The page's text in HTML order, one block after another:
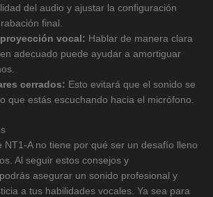
del audio y ajustar la configuración
final.
vocal: Hablar de manera clara
adecuado puede ayudar a amortiguar
cerrados: Esto evitará que el sonido se
que estás escuchando hacia el micrófono.
NT1-A no tiene por qué ser un desafío lleno
Al seguir estos consejos y
asegurar un sonido profesional y
a tus habilidades vocales. Ya sea para